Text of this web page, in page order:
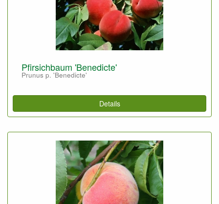
Pfirsichbaum 'Benedicte'
Prunus p. 'Benedicte'
Details